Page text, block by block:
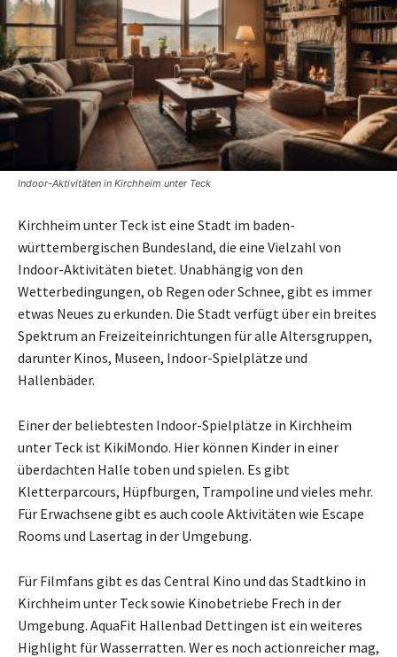
Indoor-Aktivitäten in Kirchheim unter Teck
Kirchheim unter Teck ist eine Stadt im baden-
württembergischen Bundesland, die eine Vielzahl von
Indoor-Aktivitäten bietet. Unabhängig von den
Wetterbedingungen, ob Regen oder Schnee, gibt es immer
etwas Neues zu erkunden. Die Stadt verfügt über ein breites
Spektrum an Freizeiteinrichtungen für alle Altersgruppen,
darunter Kinos, Museen, Indoor-Spielplätze und
Hallenbäder.
Einer der beliebtesten Indoor-Spielplätze in Kirchheim
unter Teck ist KikiMondo. Hier können Kinder in einer
überdachten Halle toben und spielen. Es gibt
Kletterparcours, Hüpfburgen, Trampoline und vieles mehr.
Für Erwachsene gibt es auch coole Aktivitäten wie Escape
Rooms und Lasertag in der Umgebung.
Für Filmfans gibt es das Central Kino und das Stadtkino in
Kirchheim unter Teck sowie Kinobetriebe Frech in der
Umgebung. AquaFit Hallenbad Dettingen ist ein weiteres
Highlight für Wasserratten. Wer es noch actionreicher mag,